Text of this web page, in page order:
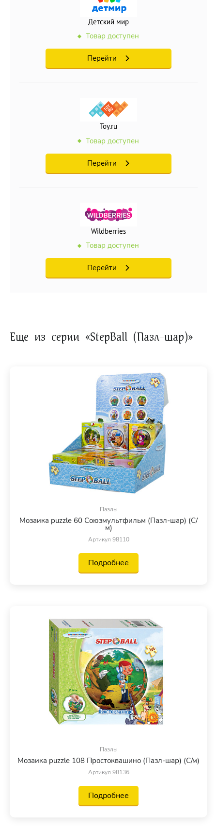
Детский мир
Товар доступен
Перейти
Toy.ru
Товар доступен
Перейти
Wildberries
Товар доступен
Перейти
Еще из серии «StepBall (Пазл-шар)»
Пазлы
Мозаика puzzle 60 Союзмультфильм (Пазл-шар) (С/
м)
Артикул 98110
Подробнее
Пазлы
Мозаика puzzle 108 Простоквашино (Пазл-шар) (С/м)
Артикул 98136
Подробнее